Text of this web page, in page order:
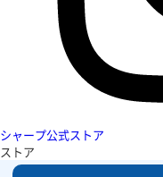
シャープ公式ストア
ストア